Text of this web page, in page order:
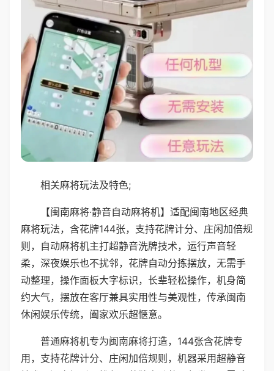
相关麻将玩法及特色;
【闽南麻将·静音自动麻将机】适配闽南地区经典
麻将玩法，含花牌144张，支持花牌计分、庄闲加倍规
则，自动麻将机主打超静音洗牌技术，运行声音轻
柔，深夜娱乐也不扰邻，花牌自动分拣摆放，无需手
动整理，操作面板大字标识，长辈轻松操作，机身简
约大气，摆放在客厅兼具实用性与美观性，传承闽南
休闲娱乐传统，阖家欢乐超惬意。
普通麻将机专为闽南麻将打造，144张含花牌专
用，支持花牌计分、庄闲加倍规则，机器采用超静音